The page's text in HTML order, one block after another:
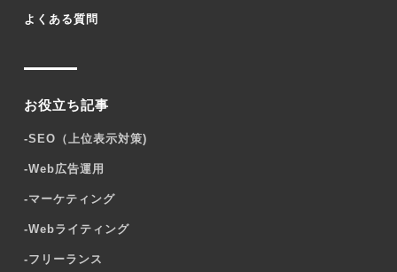
よくある質問
お役立ち記事
-SEO（上位表示対策)
-Web広告運用
-マーケティング
-Webライティング
-フリーランス